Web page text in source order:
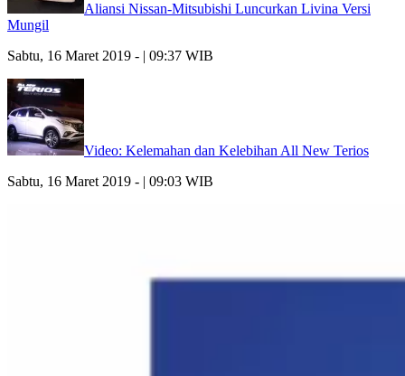
Aliansi Nissan-Mitsubishi Luncurkan Livina Versi
Mungil
Sabtu, 16 Maret 2019 - | 09:37 WIB
Video: Kelemahan dan Kelebihan All New Terios
Sabtu, 16 Maret 2019 - | 09:03 WIB